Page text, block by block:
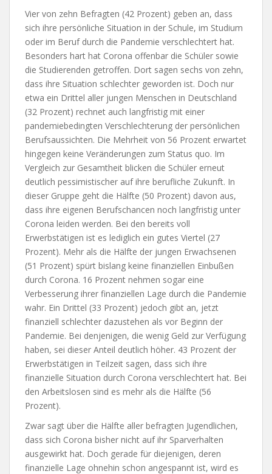
Vier von zehn Befragten (42 Prozent) geben an, dass
sich ihre persönliche Situation in der Schule, im Studium
oder im Beruf durch die Pandemie verschlechtert hat.
Besonders hart hat Corona offenbar die Schüler sowie
die Studierenden getroffen. Dort sagen sechs von zehn,
dass ihre Situation schlechter geworden ist. Doch nur
etwa ein Drittel aller jungen Menschen in Deutschland
(32 Prozent) rechnet auch langfristig mit einer
pandemiebedingten Verschlechterung der persönlichen
Berufsaussichten. Die Mehrheit von 56 Prozent erwartet
hingegen keine Veränderungen zum Status quo. Im
Vergleich zur Gesamtheit blicken die Schüler erneut
deutlich pessimistischer auf ihre berufliche Zukunft. In
dieser Gruppe geht die Hälfte (50 Prozent) davon aus,
dass ihre eigenen Berufschancen noch langfristig unter
Corona leiden werden. Bei den bereits voll
Erwerbstätigen ist es lediglich ein gutes Viertel (27
Prozent). Mehr als die Hälfte der jungen Erwachsenen
(51 Prozent) spürt bislang keine finanziellen Einbußen
durch Corona. 16 Prozent nehmen sogar eine
Verbesserung ihrer finanziellen Lage durch die Pandemie
wahr. Ein Drittel (33 Prozent) jedoch gibt an, jetzt
finanziell schlechter dazustehen als vor Beginn der
Pandemie. Bei denjenigen, die wenig Geld zur Verfügung
haben, sei dieser Anteil deutlich höher. 43 Prozent der
Erwerbstätigen in Teilzeit sagen, dass sich ihre
finanzielle Situation durch Corona verschlechtert hat. Bei
den Arbeitslosen sind es mehr als die Hälfte (56
Prozent).
Zwar sagt über die Hälfte aller befragten Jugendlichen,
dass sich Corona bisher nicht auf ihr Sparverhalten
ausgewirkt hat. Doch gerade für diejenigen, deren
finanzielle Lage ohnehin schon angespannt ist, wird es